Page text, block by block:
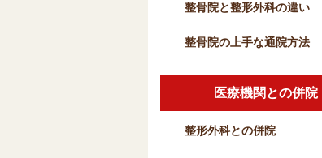
整骨院と整形外科の違い
整骨院の上手な通院方法
医療機関との併院
整形外科との併院